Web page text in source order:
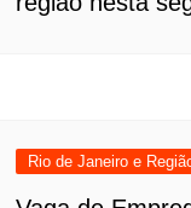
Rio de Janeiro e